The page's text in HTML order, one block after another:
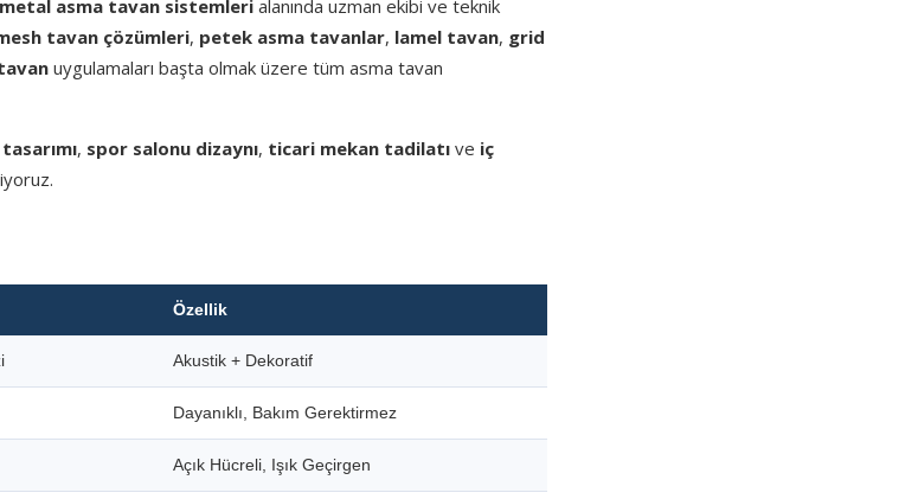
metal asma tavan sistemleri alanında uzman ekibi ve teknik
tavan çözümleri, petek asma tavanlar, lamel tavan, grid
uygulamaları başta olmak üzere tüm asma tavan
, spor salonu dizaynı, ticari mekan tadilatı ve iç
Özellik
Akustik + Dekoratif
Dayanıklı, Bakım Gerektirmez
Açık Hücreli, Işık Geçirgen